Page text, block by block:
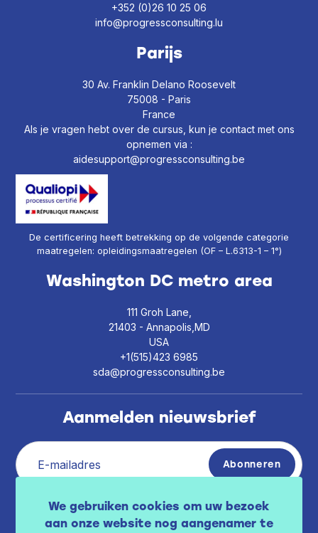
+352 (0)26 10 25 06
info@progressconsulting.lu
Parijs
30 Av. Franklin Delano Roosevelt
75008 - Paris
France
Als je vragen hebt over de cursus, kun je contact met ons
opnemen via :
aidesupport@progressconsulting.be
De certificering heeft betrekking op de volgende categorie
maatregelen: opleidingsmaatregelen (OF – L.6313-1 – 1°)
Washington DC metro area
111 Groh Lane,
21403 - Annapolis,MD
USA
+1(515)423 6985
sda@progressconsulting.be
Aanmelden nieuwsbrief
Ik heb het privacybeleid gelezenbeschikbaar
hier.
We gebruiken cookies om uw bezoek
aan onze website nog aangenamer te